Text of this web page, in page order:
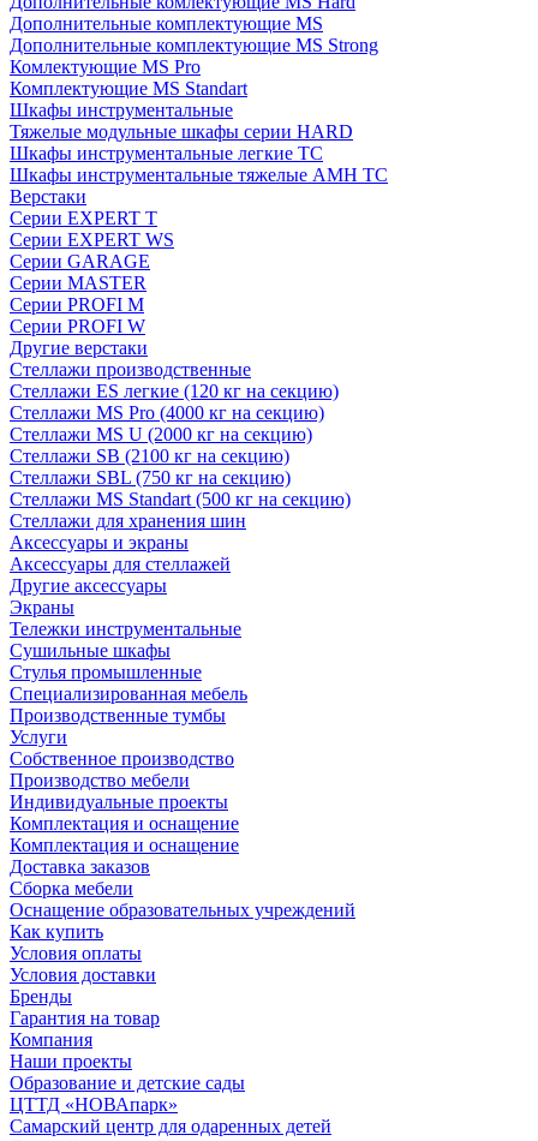
Дополнительные комплектующие MS
Дополнительные комплектующие MS Strong
Комлектующие MS Pro
Комплектующие MS Standart
Шкафы инструментальные
Тяжелые модульные шкафы серии HARD
Шкафы инструментальные легкие ТС
Шкафы инструментальные тяжелые AMH TC
Верстаки
Серии EXPERT T
Серии EXPERT WS
Серии GARAGE
Серии MASTER
Серии PROFI M
Серии PROFI W
Другие верстаки
Стеллажи производственные
Стеллажи ES легкие (120 кг на секцию)
Стеллажи MS Pro (4000 кг на секцию)
Стеллажи MS U (2000 кг на секцию)
Стеллажи SB (2100 кг на секцию)
Стеллажи SBL (750 кг на секцию)
Стеллажи MS Standart (500 кг на секцию)
Стеллажи для хранения шин
Аксессуары и экраны
Аксессуары для стеллажей
Другие аксессуары
Экраны
Тележки инструментальные
Сушильные шкафы
Стулья промышленные
Специализированная мебель
Производственные тумбы
Услуги
Собственное производство
Производство мебели
Индивидуальные проекты
Комплектация и оснащение
Комплектация и оснащение
Доставка заказов
Сборка мебели
Оснащение образовательных учреждений
Как купить
Условия оплаты
Условия доставки
Бренды
Гарантия на товар
Компания
Наши проекты
Образование и детские сады
ЦТТД «НОВАпарк»
Самарский центр для одаренных детей